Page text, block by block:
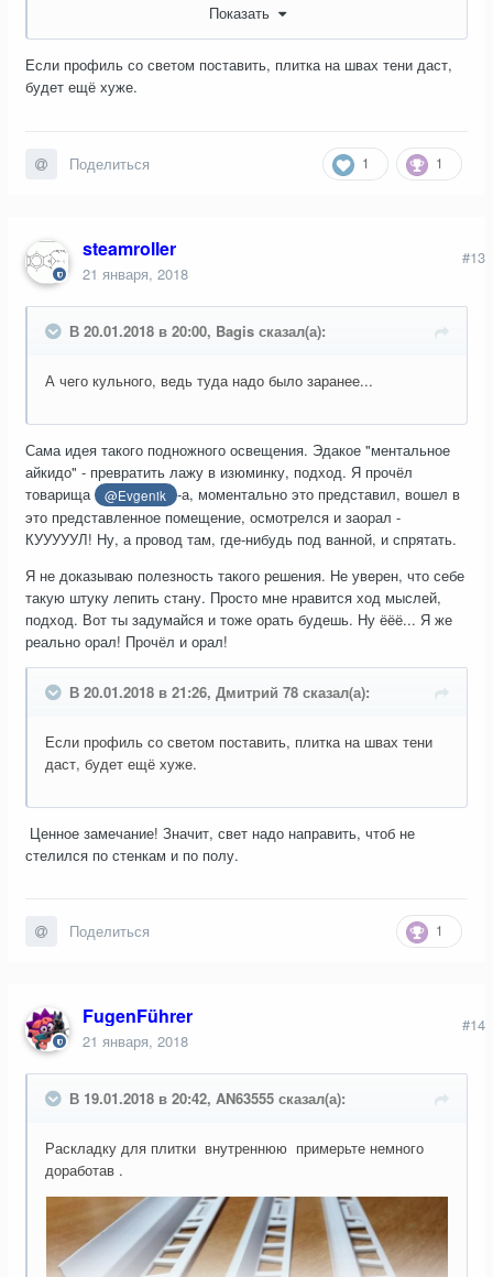
Показать
Если профиль со светом поставить, плитка на швах тени даст,
будет ещё хуже.
1 1
Поделиться
steamroller
21 января, 2018
#13
В 20.01.2018 в 20:00, Bagis сказал(а):
А чего кульного, ведь туда надо было заранее...
Сама идея такого подножного освещения. Эдакое "ментальное
айкидо" - превратить лажу в изюминку, подход. Я прочёл
товарища
@Evgenik
-а, моментально это представил, вошел в
это представленное помещение, осмотрелся и заорал -
КУУУУУЛ! Ну, а провод там, где-нибудь под ванной, и спрятать.
Я не доказываю полезность такого решения. Не уверен, что себе
такую штуку лепить стану. Просто мне нравится ход мыслей,
подход. Вот ты задумайся и тоже орать будешь. Ну ёёё... Я же
реально орал! Прочёл и орал!
В 20.01.2018 в 21:26, Дмитрий 78 сказал(а):
Если профиль со светом поставить, плитка на швах тени
даст, будет ещё хуже.
Ценное замечание! Значит, свет надо направить, чтоб не
стелился по стенкам и по полу.
1
Поделиться
FugenFührer
21 января, 2018
#14
В 19.01.2018 в 20:42, AN63555 сказал(а):
Раскладку для плитки внутреннюю примерьте немного
доработав .